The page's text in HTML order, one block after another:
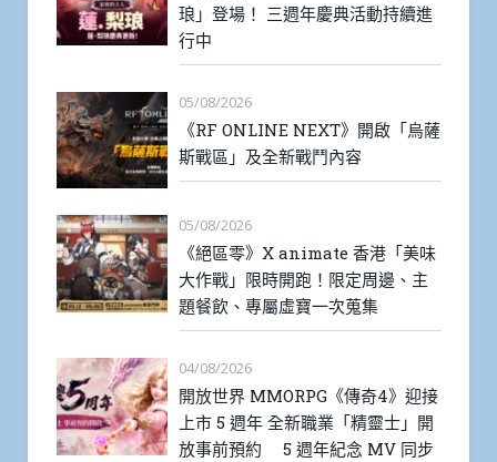
琅」登場！ 三週年慶典活動持續進
行中
05/08/2026
《RF ONLINE NEXT》開啟「烏薩
斯戰區」及全新戰鬥內容
05/08/2026
《絕區零》X animate 香港「美味
大作戰」限時開跑！限定周邊、主
題餐飲、專屬虛寶一次蒐集
04/08/2026
開放世界 MMORPG《傳奇4》迎接
上市 5 週年 全新職業「精靈士」開
放事前預約 5 週年紀念 MV 同步